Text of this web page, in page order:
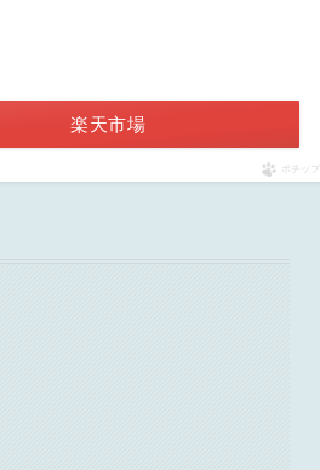
楽天市場
ポチップ